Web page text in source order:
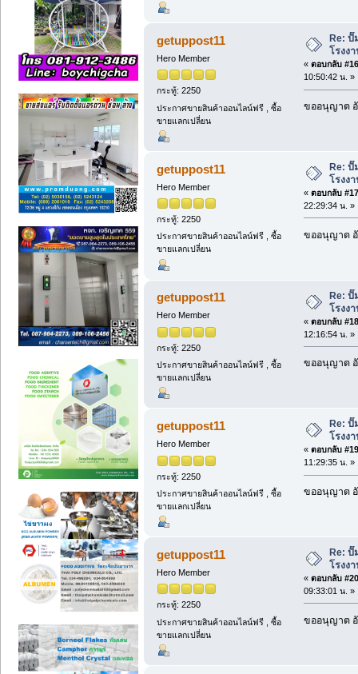
getuppost11
Hero Member
กระทู้: 2250
ประกาศขายสินค้าออนไลน์ฟรี , ซื้อ
ขายแลกเปลี่ยน
Re:
โรงง
« ตอบกลับ
10:50:42 น. »
ขออนุญาต
getuppost11
Hero Member
กระทู้: 2250
ประกาศขายสินค้าออนไลน์ฟรี , ซื้อ
ขายแลกเปลี่ยน
Re: ปั๊
โรงง
« ตอบกลับ
22:29:34 น. »
ขออนุญาต
getuppost11
Hero Member
กระทู้: 2250
ประกาศขายสินค้าออนไลน์ฟรี , ซื้อ
ขายแลกเปลี่ยน
Re: ปั๊
โรงง
« ตอบกลับ
12:16:54 น. »
ขออนุญาต
getuppost11
Hero Member
กระทู้: 2250
ประกาศขายสินค้าออนไลน์ฟรี , ซื้อ
ขายแลกเปลี่ยน
Re:
โรงง
« ตอบกลับ
11:29:35 น. »
ขออนุญาต
getuppost11
Hero Member
กระทู้: 2250
ประกาศขายสินค้าออนไลน์ฟรี , ซื้อ
ขายแลกเปลี่ยน
Re:
โรงง
« ตอบกลับ
09:33:01 น. »
ขออนุญาต